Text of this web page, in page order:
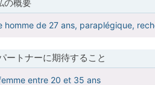
の概要
homme de 27 ans, paraplégique,
ートナーに期待すること
entre 20 et 35 ans